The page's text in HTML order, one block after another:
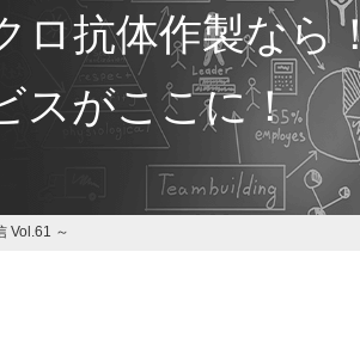
ロ抗体作製なら！
スがここに！
Vol.61 ～